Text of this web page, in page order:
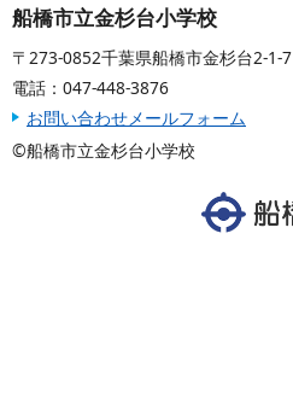
船橋市立金杉台小学校
〒273-0852千葉県船橋市金杉台2-1-7
電話：047-448-3876
お問い合わせメールフォーム
©船橋市立金杉台小学校